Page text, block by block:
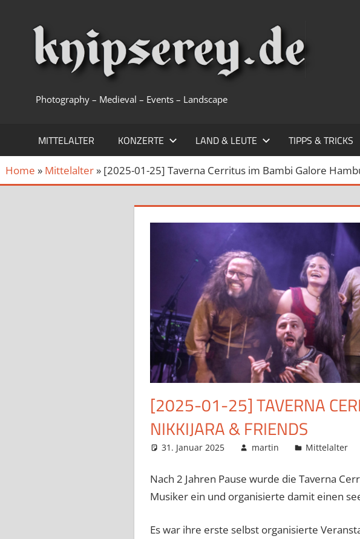
Photography – Medieval – Events – Landscape
MITTELALTER KONZERTE LAND & LEUTE TIPPS & TRICKS
Home » Mittelalter» [2025-01-25] Taverna Cerritus im Bambi Galore
[2025-01-25] TAVERNA
NIKKIJARA & FRIENDS
31. Januar 2025 martin Mittelalter
Nach 2 Jahren Pause wurde die Taverna
Musiker ein und organisierte damit einen
Es war ihre erste selbst organisierte